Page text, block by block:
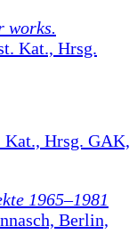
works.
Kat., Hrsg.
Kat., Hrsg. GAK,
1965–1981
Berlin,